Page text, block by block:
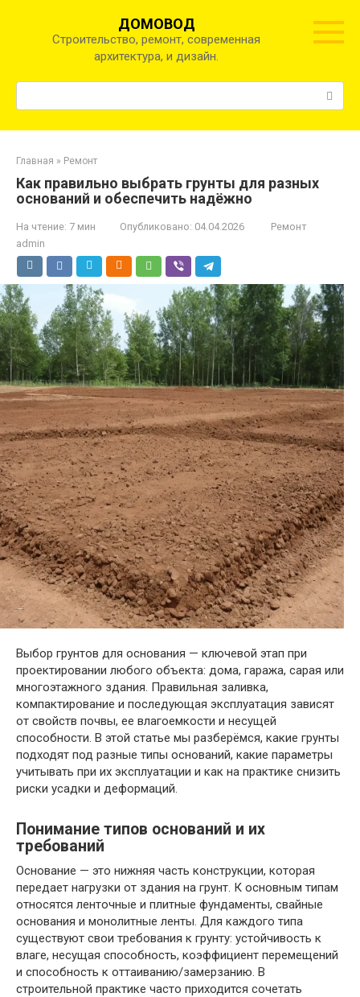
ДОМОВОД
Строительство, ремонт, современная
архитектура, и дизайн.
Главная » Ремонт
Как правильно выбрать грунты для разных
оснований и обеспечить надёжно
На чтение: 7 мин Опубликовано: 04.04.2026
Ремонт
admin
Выбор грунтов для основания — ключевой этап при
проектировании любого объекта: дома, гаража, сарая или
многоэтажного здания. Правильная заливка,
компактирование и последующая эксплуатация зависят
от свойств почвы, ее влагоемкости и несущей
способности. В этой статье мы разберёмся, какие грунты
подходят под разные типы оснований, какие параметры
учитывать при их эксплуатации и как на практике снизить
риски усадки и деформаций.
Понимание типов оснований и их
требований
Основание — это нижняя часть конструкции, которая
передает нагрузки от здания на грунт. К основным типам
относятся ленточные и плитные фундаменты, свайные
основания и монолитные ленты. Для каждого типа
существуют свои требования к грунту: устойчивость к
влаге, несущая способность, коэффициент перемещений
и способность к оттаиванию/замерзанию. В
строительной практике часто приходится сочетать